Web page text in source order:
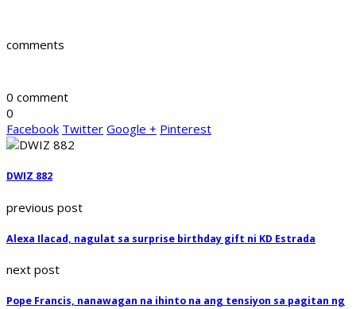
comments
0 comment
0
Facebook Twitter Google + Pinterest
DWIZ 882
previous post
Alexa Ilacad, nagulat sa surprise birthday gift ni KD Estrada
next post
Pope Francis, nanawagan na ihinto na ang tensiyon sa pagitan ng